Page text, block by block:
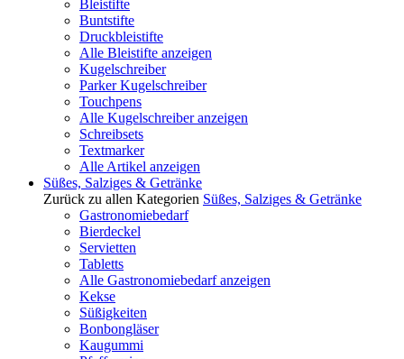
Bleistifte
Buntstifte
Druckbleistifte
Alle Bleistifte anzeigen
Kugelschreiber
Parker Kugelschreiber
Touchpens
Alle Kugelschreiber anzeigen
Schreibsets
Textmarker
Alle Artikel anzeigen
Süßes, Salziges & Getränke
Zurück zu allen Kategorien Süßes, Salziges & Getränke
Gastronomiebedarf
Bierdeckel
Servietten
Tabletts
Alle Gastronomiebedarf anzeigen
Kekse
Süßigkeiten
Bonbongläser
Kaugummi